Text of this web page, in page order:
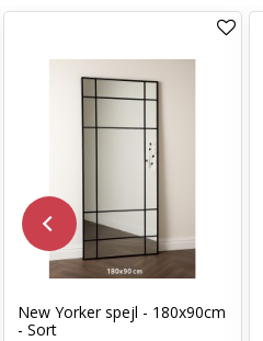
New Yorker spejl - 180x90cm
- Sort